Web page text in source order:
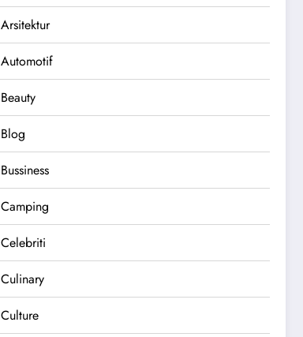
Arsitektur
Automotif
Beauty
Blog
Bussiness
Camping
Celebriti
Culinary
Culture